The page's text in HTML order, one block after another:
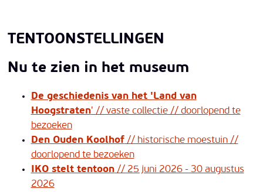
TENTOONSTELLINGEN
Nu te zien in het museum
De geschiedenis van het 'Land van
Hoogstraten' // vaste collectie // doorlopend te
bezoeken
Den Ouden Koolhof// historische moestuin //
doorlopend te bezoeken
IKO stelt tentoon// 25 juni 2026 - 30 augustus
2026